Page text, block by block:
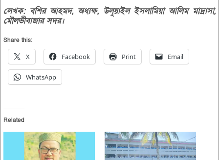
লেখক: বশির আহমদ, অধ্যক্ষ, উলুয়াইল ইসলামিয়া আলিম মাদ্রাসা,
মৌলভীবাজারসদর।
Share this:
X Facebook Print Email
WhatsApp
Related